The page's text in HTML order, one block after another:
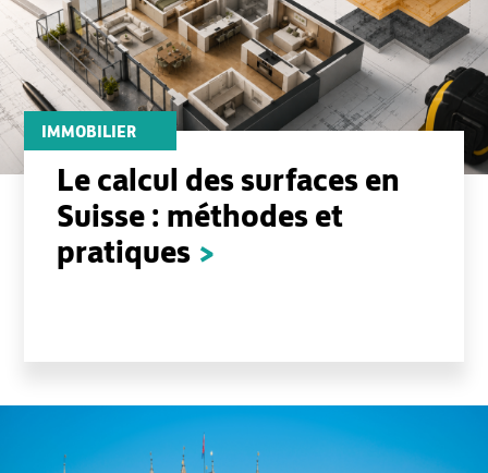
IMMOBILIER
Le calcul des surfaces en
Suisse : méthodes et
pratiques >